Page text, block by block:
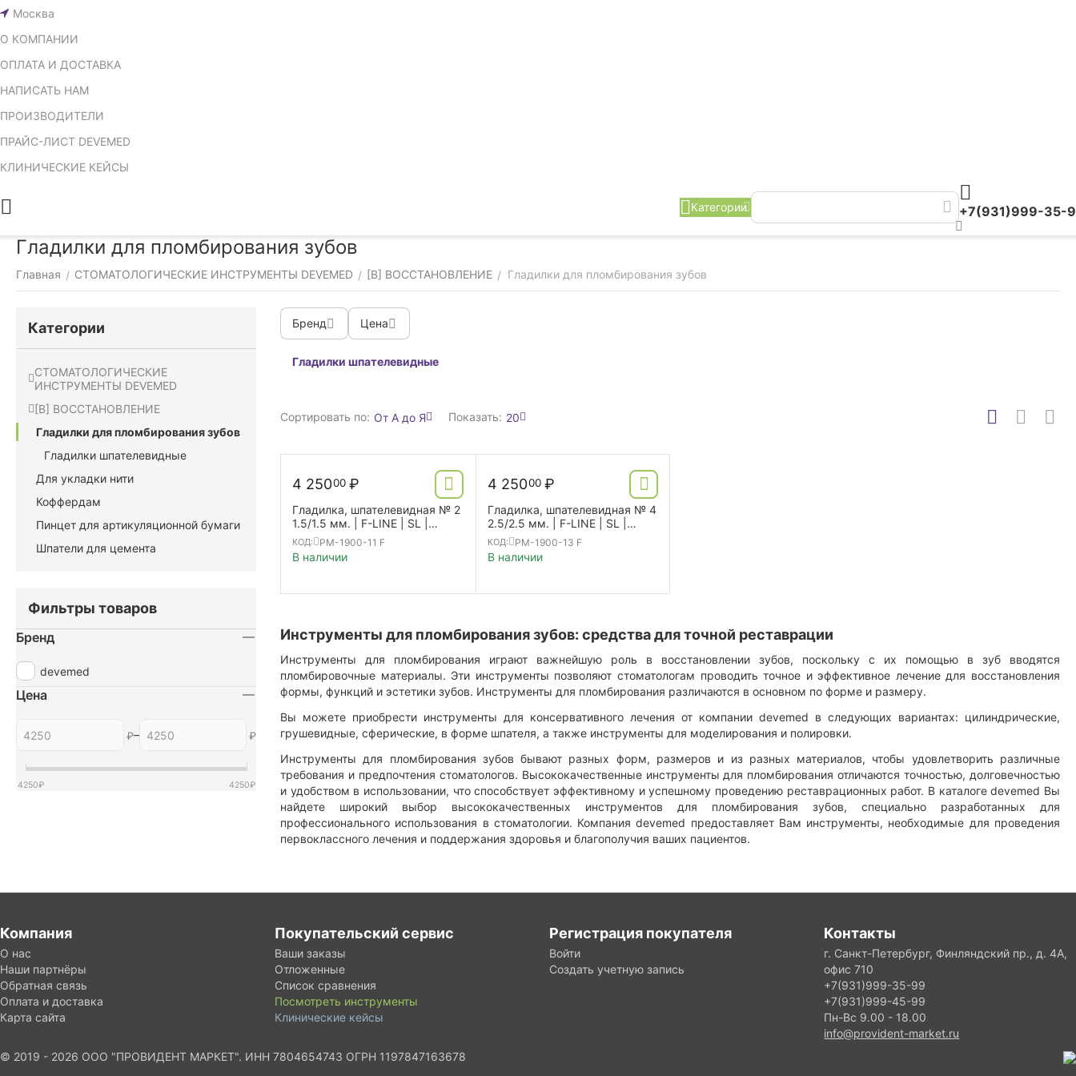
Москва
О КОМПАНИИ
ОПЛАТА И ДОСТАВКА
НАПИСАТЬ НАМ
ПРОИЗВОДИТЕЛИ
ПРАЙС-ЛИСТ DEVEMED
КЛИНИЧЕСКИЕ КЕЙСЫ
Категории +7(931)999-35-
Гладилки для пломбирования зубов
Главная / СТОМАТОЛОГИЧЕСКИЕ ИНСТРУМЕНТЫ DEVEMED / [B] ВОССТАНОВЛЕНИЕ / Гладилки для пломбирования зубов
Бренд Цена
Инструменты для пломбирования зубов: средства для точной реставрации
Инструменты для пломбирования играют важнейшую роль в восстановлении зубов, поскольку с их помощью в зуб вводятся
пломбировочные материалы. Эти инструменты позволяют стоматологам проводить точное и эффективное лечение для восстановления
формы, функций и эстетики зубов. Инструменты для пломбирования различаются в основном по форме и размеру.
Вы можете приобрести инструменты для консервативного лечения от компании devemed в следующих вариантах: цилиндрические,
грушевидные, сферические, в форме шпателя, а также инструменты для моделирования и полировки.
Инструменты для пломбирования зубов бывают разных форм, размеров и из разных материалов, чтобы удовлетворить различные
требования и предпочтения стоматологов. Высококачественные инструменты для пломбирования отличаются точностью, долговечностью
и удобством в использовании, что способствует эффективному и успешному проведению реставрационных работ. В каталоге devemed Вы
найдете широкий выбор высококачественных инструментов для пломбирования зубов, специально разработанных для
профессионального использования в стоматологии. Компания devemed предоставляет Вам инструменты, необходимые для проведения
первоклассного лечения и поддержания здоровья и благополучия ваших пациентов.
Гладилки шпателевидные
Сортировать по: От А до Я Показать: 20
4 25000 ₽
Гладилка, шпателевидная № 2
1.5/1.5 мм. | F-LINE | SL |
double ended
КОД: PM-1900-11 F
В наличии
4 25000 ₽
Гладилка, шпателевидная № 4
2.5/2.5 мм. | F-LINE | SL |
double ended
КОД: PM-1900-13 F
В наличии
Категории
СТОМАТОЛОГИЧЕСКИЕ
ИНСТРУМЕНТЫ DEVEMED
[B] ВОССТАНОВЛЕНИЕ
Гладилки для пломбирования зубов
Гладилки шпателевидные
Для укладки нити
Коффердам
Пинцет для артикуляционной бумаги
Шпатели для цемента
Фильтры товаров
Бренд
devemed
Цена
₽– ₽
4250₽ 4250₽
Компания
О нас
Наши партнёры
Обратная связь
Оплата и доставка
Карта сайта
Покупательский сервис
Ваши заказы
Отложенные
Список сравнения
Посмотреть инструменты
Клинические кейсы
Регистрация покупателя
Войти
Создать учетную запись
Контакты
г. Санкт-Петербург, Финляндский пр., д. 4А,
офис 710
+7(931)999-35-99
+7(931)999-45-99
Пн-Вс 9.00 - 18.00
info@provident-market.ru
© 2019 - 2026 ООО "ПРОВИДЕНТ МАРКЕТ". ИНН 7804654743 ОГРН 1197847163678